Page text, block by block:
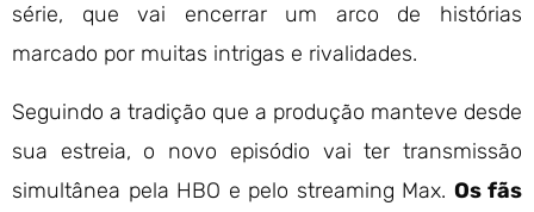
série, que vai encerrar um arco de histórias
marcado por muitas intrigas e rivalidades.
Seguindo a tradição que a produção manteve desde
sua estreia, o novo episódio vai ter transmissão
simultânea pela HBO e pelo streaming Max. Os fãs